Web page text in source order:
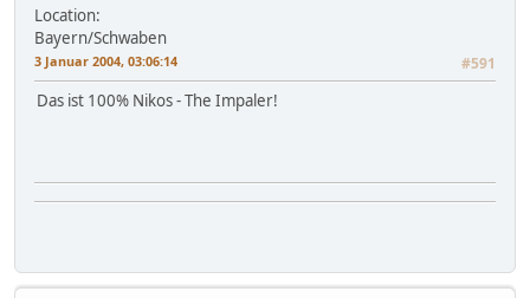
Location:
Bayern/Schwaben
3 Januar 2004, 03:06:14 #591
Das ist 100% Nikos - The Impaler!